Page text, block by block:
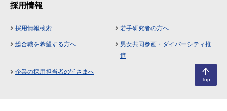
Top
採用情報
採用情報検索 若手研究者の方へ
総合職を希望する方へ
男女共同参画・ダイバーシティ推
進
企業の採用担当者の皆さまへ